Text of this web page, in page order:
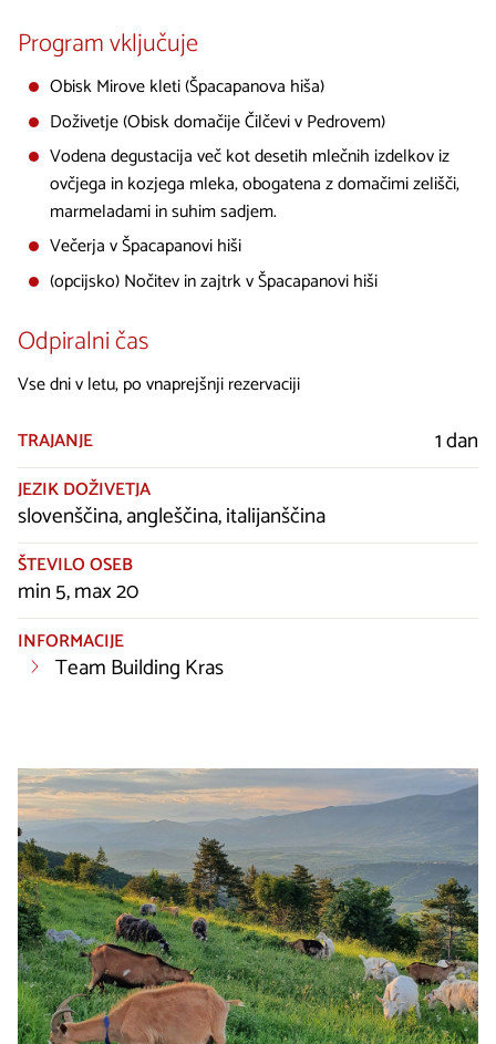
Program vključuje
Obisk Mirove kleti (Špacapanova hiša)
Doživetje (Obisk domačije Čilčevi v Pedrovem)
Vodena degustacija več kot desetih mlečnih izdelkov iz
ovčjega in kozjega mleka, obogatena z domačimi zelišči,
marmeladami in suhim sadjem.
Večerja v Špacapanovi hiši
(opcijsko) Nočitev in zajtrk v Špacapanovi hiši
Odpiralni čas
Vse dni v letu, po vnaprejšnji rezervaciji
TRAJANJE
1 dan
JEZIK DOŽIVETJA
slovenščina, angleščina, italijanščina
ŠTEVILO OSEB
min 5, max 20
INFORMACIJE
Team Building Kras